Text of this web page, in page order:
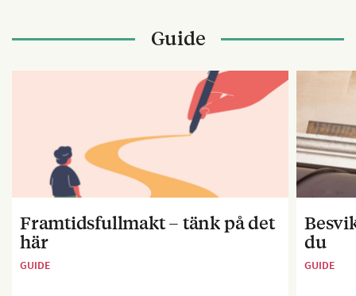
Guide
Framtidsfullmakt – tänk på det
här
GUIDE
du
GUIDE